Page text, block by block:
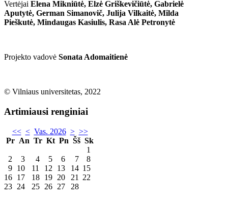
Vertėjai Elena Mikniūtė, Elzė Griškevičiūtė, Gabrielė
Aputytė, German Simanovič, Julija Vilkaitė, Milda
Pieškutė, Mindaugas Kasiulis, Rasa Alė Petronytė
Projekto vadovė Sonata Adomaitienė
© Vilniaus universitetas, 2022
Artimiausi renginiai
<< < Vas. 2026 > >>
Pr An Tr Kt Pn Šš Sk
1
2
3 4 5 6 7
8
9 10 11 12 13 14 15
16 17 18 19 20 21
22
23 24 25 26 27 28